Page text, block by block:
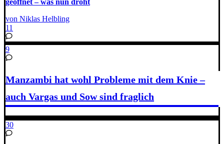
geöffnet – was nun droht
von Niklas Helbling
11
9
Manzambi hat wohl Probleme mit dem Knie –
auch Vargas und Sow sind fraglich
30